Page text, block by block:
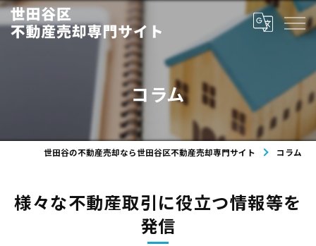
コラム
世田谷の不動産売却なら世田谷区不動産売却専門サイト コラム
様々な不動産取引に役立つ情報等を
発信